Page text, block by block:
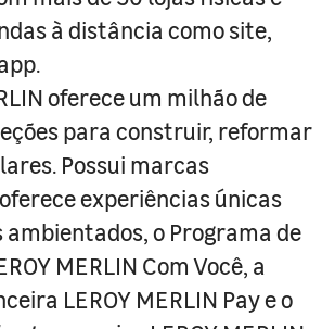
à distância como site,
oferece um milhão de
para construir, reformar
Possui marcas
experiências únicas
ambientados, o Programa de
MERLIN Com Você, a
LEROY MERLIN Pay e o